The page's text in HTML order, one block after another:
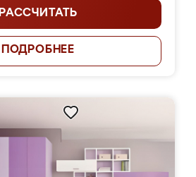
РАССЧИТАТЬ
ПОДРОБНЕЕ